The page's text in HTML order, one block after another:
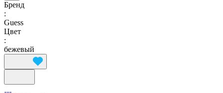
Бренд
:
Guess
Цвет
:
бежевый